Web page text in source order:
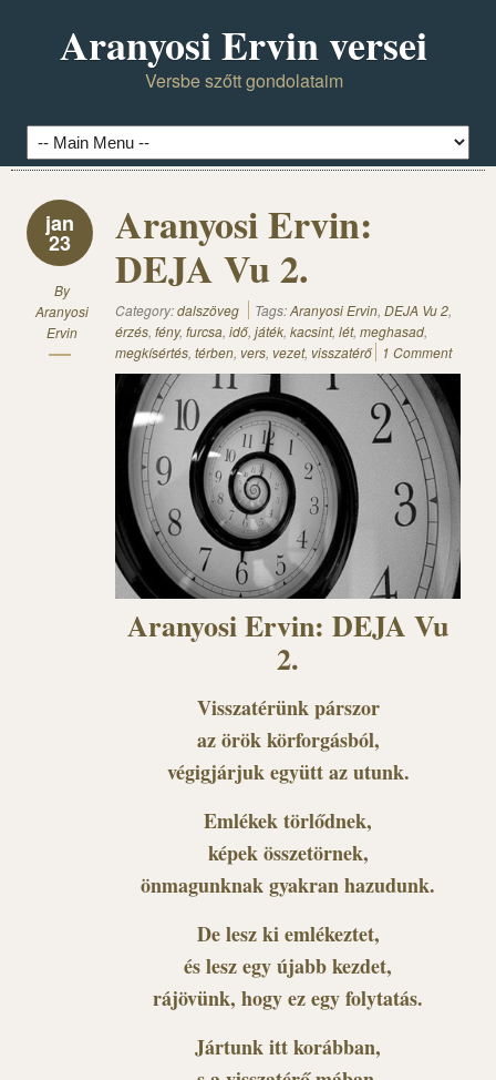
Aranyosi Ervin versei
Versbe szőtt gondolataim
jan
23
By
Aranyosi
Ervin
Aranyosi Ervin:
DEJA Vu 2.
Category:dalszöveg Tags:Aranyosi Ervin, DEJA Vu 2,
érzés, fény, furcsa, idő, játék, kacsint, lét, meghasad,
megkísértés, térben, vers, vezet, visszatérő 1 Comment
Aranyosi Ervin: DEJA Vu
2.
Visszatérünk párszor
az örök körforgásból,
végigjárjuk együtt az utunk.
Emlékek törlődnek,
képek összetörnek,
önmagunknak gyakran hazudunk.
De lesz ki emlékeztet,
és lesz egy újabb kezdet,
rájövünk, hogy ez egy folytatás.
Jártunk itt korábban,